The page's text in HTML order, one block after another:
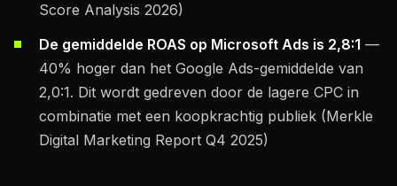
Score Analysis 2026)
De gemiddelde ROAS op Microsoft Ads is 2,8:1 —
40% hoger dan het Google Ads-gemiddelde van
2,0:1. Dit wordt gedreven door de lagere CPC in
combinatie met een koopkrachtig publiek (Merkle
Digital Marketing Report Q4 2025)